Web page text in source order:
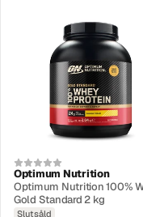
Optimum Nutrition
Optimum Nutrition 100%
Gold Standard 2 kg
Slutsåld